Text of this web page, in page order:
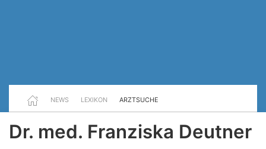
NEWS LEXIKON ARZTSUCHE
Dr. med. Franziska Deutner